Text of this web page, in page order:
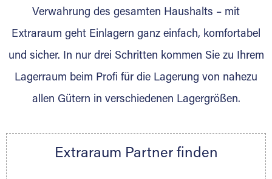
Marktgerechte Preise
Digitale Buchungsplattform
Gewinnung von Neukunden
Nachricht.
Telefon:+49 6145 5442 - 404
Verwahrung des gesamten Haushalts – mit
Extraraum geht Einlagern ganz einfach, komfortabel
und sicher. In nur drei Schritten kommen Sie zu Ihrem
Lagerraum beim Profi für die Lagerung von nahezu
allen Gütern in verschiedenen Lagergrößen.
Extraraum Partner finden